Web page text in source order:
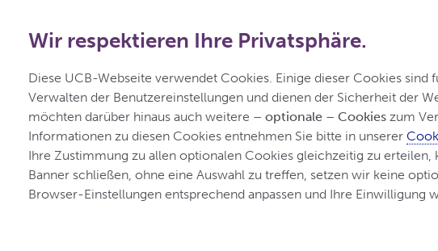
für Osteoporose
Wir respektieren Ihre Privatsphäre.
Diese UCB-Webseite verwendet Cookies. Einige dieser Cookies
Verwalten der Benutzereinstellungen und dienen der Sicherheit der
möchten darüber hinaus auch weitere – optionale – Cookies zum
Informationen zu diesen Cookies entnehmen Sie bitte in unserer
Ihre Zustimmung zu allen optionalen Cookies gleichzeitig zu erteilen,
Banner schließen, ohne eine Auswahl zu treffen, setzen wir keine
Browser-Einstellungen entsprechend anpassen und Ihre Einwilligung